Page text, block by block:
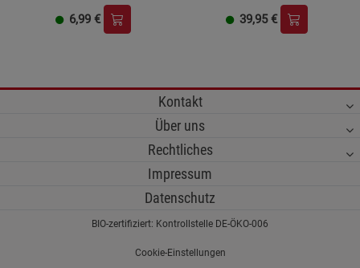
6,99 € 39,95 €
Kontakt
Über uns
Rechtliches
Impressum
Datenschutz
BIO-zertifiziert: Kontrollstelle DE-ÖKO-006
Cookie-Einstellungen